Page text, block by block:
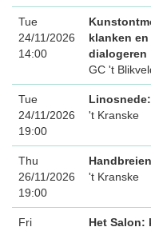
Tue
24/11/2026
14:00
klanken
dialogeren
GC 't
Tue
24/11/2026
19:00
't Kranske
Thu
26/11/2026
19:00
't Kranske
Fri
Het Salon: